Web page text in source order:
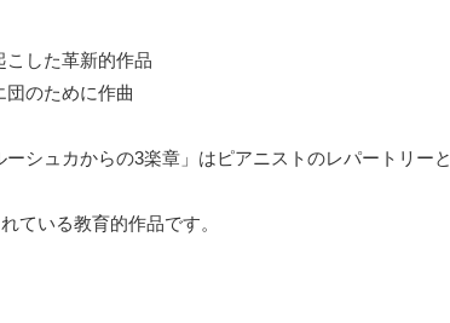
こした革新的作品
団のために作曲
シュカからの3楽章」はピアニストのレパートリーと
ている教育的作品です。